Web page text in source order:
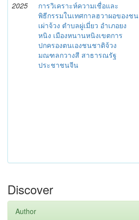
2025
การวิเคราะห์ความเชื่อและ
พิธีกรรมในเทศกาลฮวาผอของชน
เผ่าจ้วง ตําบลผู่เมี่ยว อําเภอยง
หนิง เมืองหนานหนิงเขตการ
ปกครองตนเองชนชาติจ้วง
มณฑลกวางสี สาธารณรัฐ
ประชาชนจีน
Discover
Author